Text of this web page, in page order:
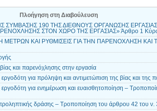
Πλοήγηση στη Διαβούλευση
ΣΥΜΒΑΣΗΣ 190 ΤΗΣ ΔΙΕΘΝΟΥΣ ΟΡΓΑΝΩΣΗΣ
ΣΤΟΝ ΧΩΡΟ ΤΗΣ ΕΡΓΑΣΙΑΣ» Άρθρο 1
ΜΕΤΡΩΝ ΚΑΙ ΡΥΘΜΙΣΕΙΣ ΓΙΑ ΤΗΝ ΠΑΡΕΝΟΧΛΗΣΗ ΚΑΙ
και παρενόχλησης στην εργασία
για πρόληψη και αντιμετώπιση της βίας και της
για ενημέρωση και ευαισθητοποίηση –
δράσης – Τροποποίηση του άρθρου 42 του ν.